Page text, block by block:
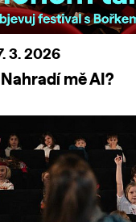
3. 2026
mě AI?